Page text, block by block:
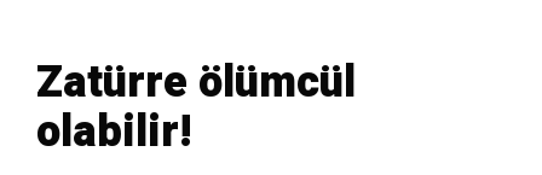
Zatürre ölümcül
olabilir!